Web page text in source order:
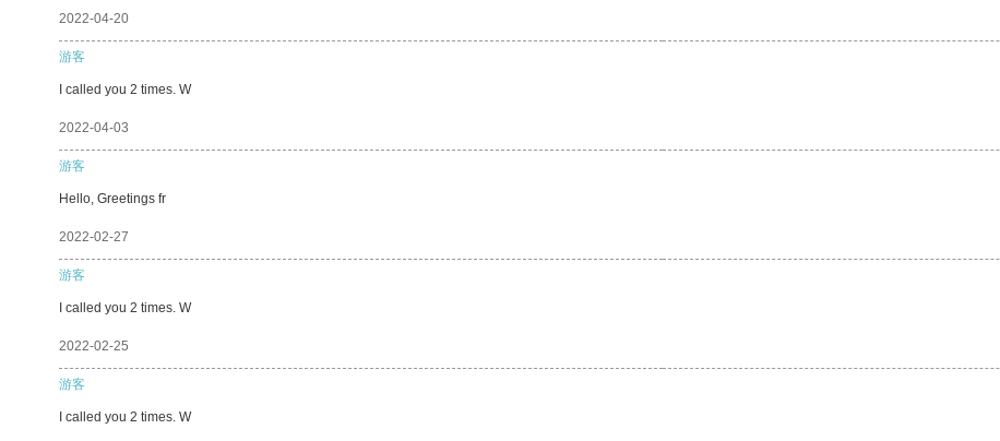
2022-04-20
游客
I called you 2 times. W
2022-04-03
游客
Hello, Greetings fr
2022-02-27
游客
I called you 2 times. W
2022-02-25
游客
I called you 2 times. W